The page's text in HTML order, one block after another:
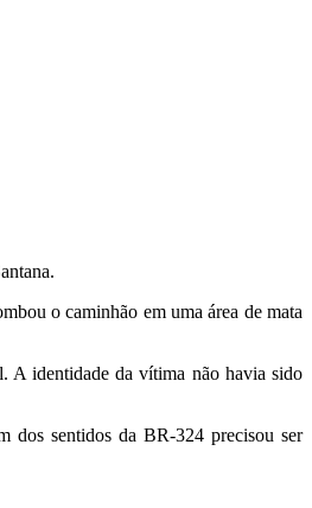
o caminhão em uma área de mata
A identidade da vítima não havia sido
dos sentidos da BR-324 precisou ser